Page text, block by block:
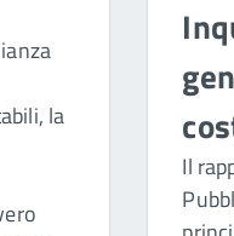
la
Il